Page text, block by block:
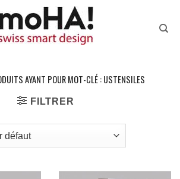
AYANT POUR MOT-CLÉ : USTENSILES
FILTRER